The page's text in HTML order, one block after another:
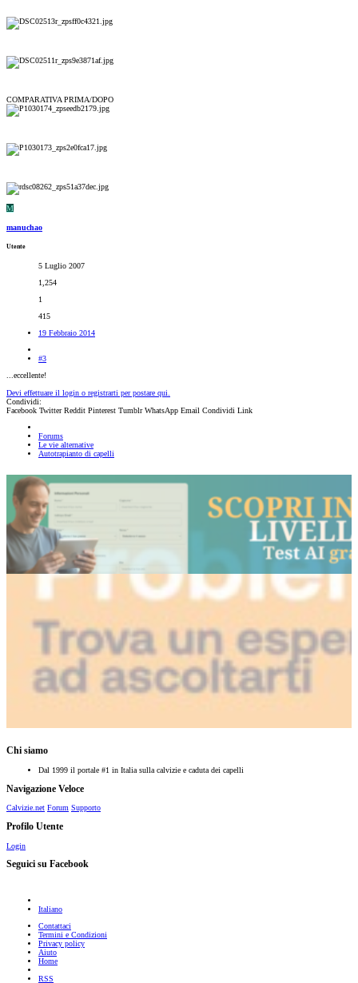
COMPARATIVA PRIMA/DOPO
M
manuchao
Utente
5 Luglio 2007
1,254
1
415
19 Febbraio 2014
#3
...eccellente!
Devi effettuare il login o registrarti per postare qui.
Condividi:
Facebook Twitter Reddit Pinterest Tumblr WhatsApp Email Condividi Link
Forums
Le vie alternative
Autotrapianto di capelli
Chi siamo
Dal 1999 il portale #1 in Italia sulla calvizie e caduta dei capelli
Navigazione Veloce
Calvizie.net Forum Supporto
Profilo Utente
Login
Seguici su Facebook
Italiano
Contattaci
Termini e Condizioni
Privacy policy
Aiuto
Home
RSS